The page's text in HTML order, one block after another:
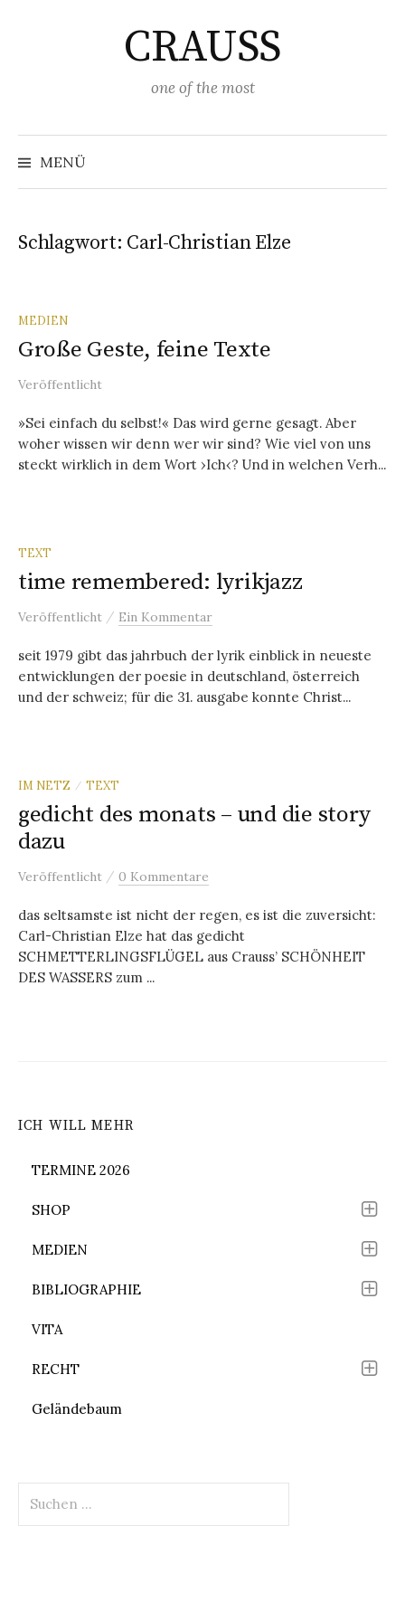
CRAUSS
one of the most
MENÜ
Suchen
Schlagwort: Carl-Christian Elze
MEDIEN
Große Geste, feine Texte
Veröffentlicht
»Sei einfach du selbst!« Das wird gerne gesagt. Aber
woher wissen wir denn wer wir sind? Wie viel von uns
steckt wirklich in dem Wort ›Ich‹? Und in welchen Verh...
TEXT
time remembered: lyrikjazz
Veröffentlicht / Ein Kommentar
seit 1979 gibt das jahrbuch der lyrik einblick in neueste
entwicklungen der poesie in deutschland, österreich
und der schweiz; für die 31. ausgabe konnte Christ...
IM NETZ / TEXT
gedicht des monats – und die story
dazu
Veröffentlicht / 0 Kommentare
das seltsamste ist nicht der regen, es ist die zuversicht:
Carl-Christian Elze hat das gedicht
SCHMETTERLINGSFLÜGEL aus Crauss’ SCHÖNHEIT
DES WASSERS zum ...
ICH WILL MEHR
TERMINE 2026
SHOP
MEDIEN
BIBLIOGRAPHIE
VITA
RECHT
Geländebaum
nach: